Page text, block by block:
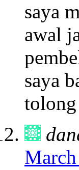
saya
awal
saya